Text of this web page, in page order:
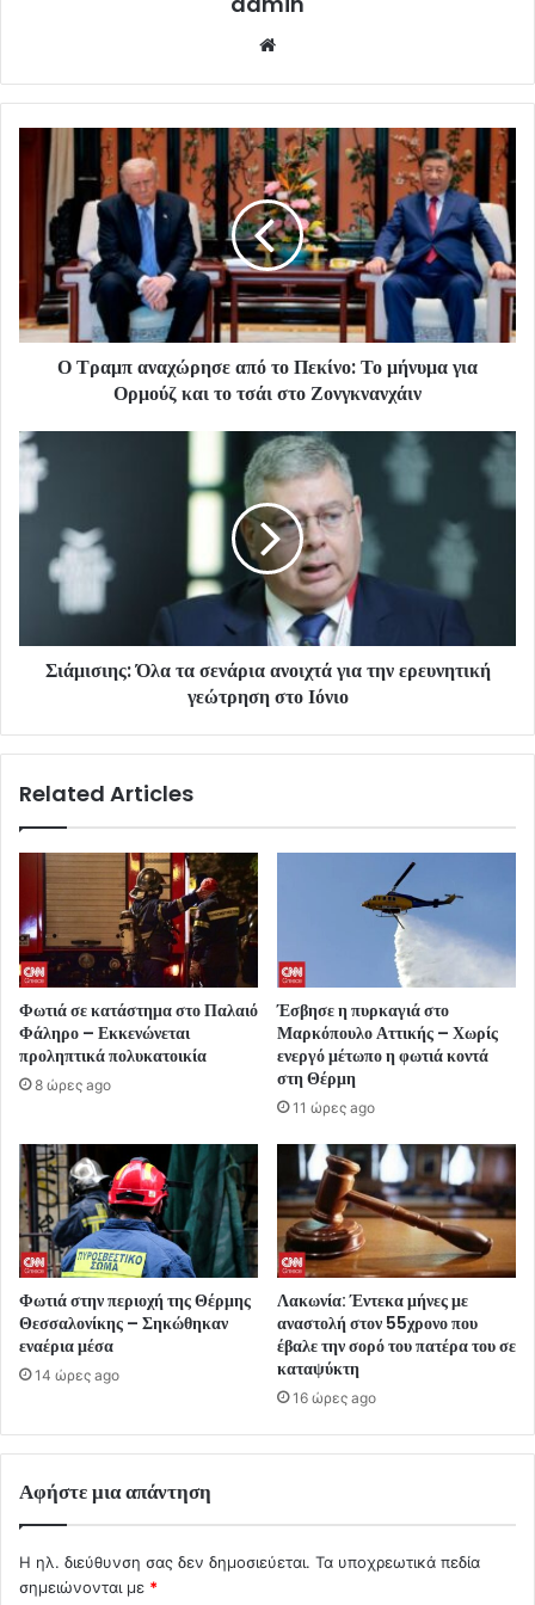
Ο Τραμπ αναχώρησε από το Πεκίνο: Το μήνυμα για
Ορμούζ και το τσάι στο Ζονγκνανχάιν
Σιάμισιης: Όλα τα σενάρια ανοιχτά για την ερευνητική
γεώτρηση στο Ιόνιο
Related Articles
Φωτιά σε κατάστημα στο Παλαιό
Φάληρο – Εκκενώνεται
προληπτικά πολυκατοικία
8 ώρες ago
Έσβησε η πυρκαγιά στο
Μαρκόπουλο Αττικής – Χωρίς
ενεργό μέτωπο η φωτιά κοντά
στη Θέρμη
11 ώρες ago
Φωτιά στην περιοχή της Θέρμης
Θεσσαλονίκης – Σηκώθηκαν
εναέρια μέσα
14 ώρες ago
Λακωνία: Έντεκα μήνες με
αναστολή στον 55χρονο που
έβαλε την σορό του πατέρα του σε
καταψύκτη
16 ώρες ago
Αφήστε μια απάντηση
Η ηλ. διεύθυνση σας δεν δημοσιεύεται. Τα υποχρεωτικά πεδία
σημειώνονται με *